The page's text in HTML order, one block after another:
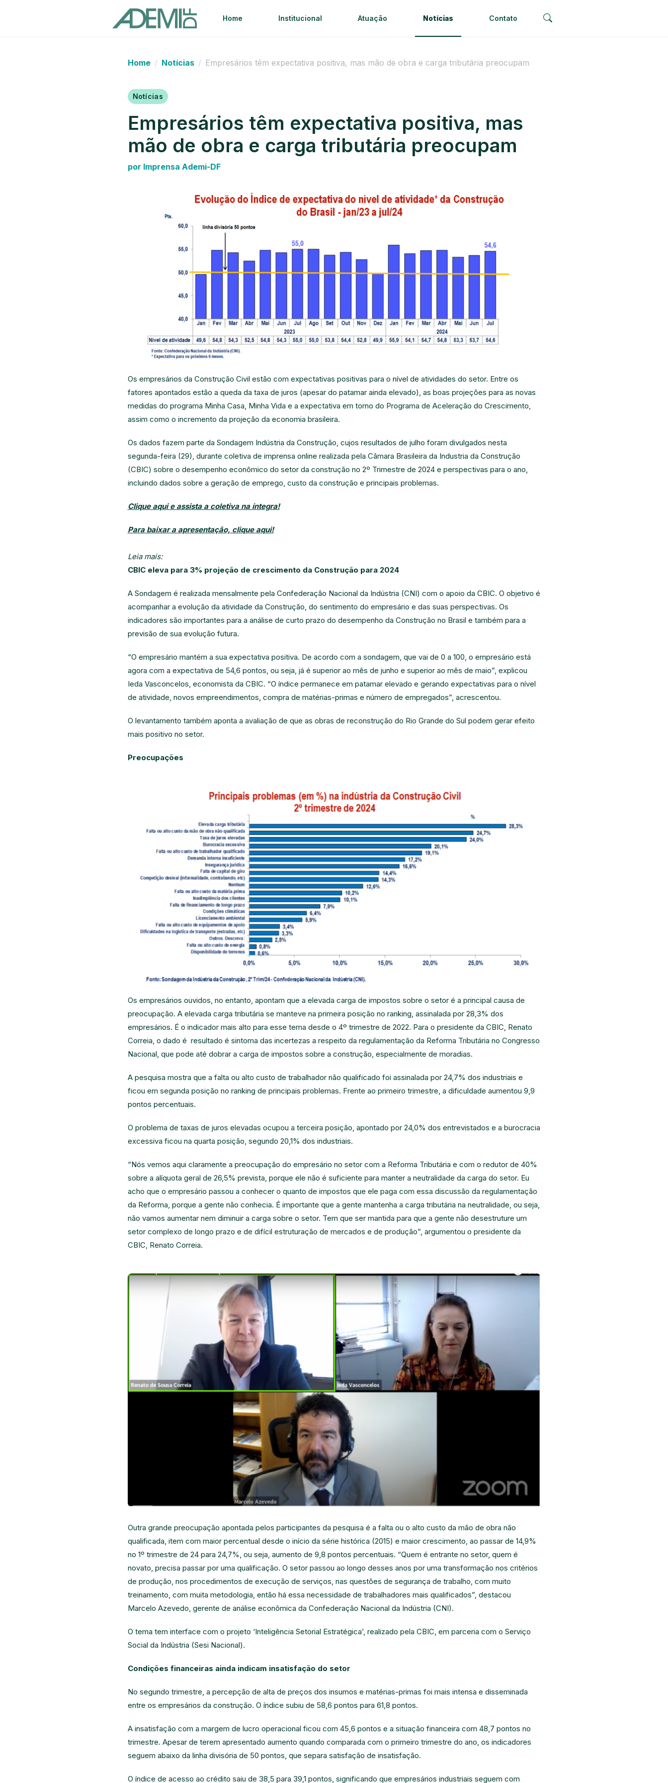
Home Institucional Atuação Notícias Contato
Home Notícias Empresários têm expectativa positiva, mas mão de obra e carga tributária preocupam
Notícias
Empresários têm expectativa positiva, mas
mão de obra e carga tributária preocupam
por Imprensa Ademi-DF
Os empresários da Construção Civil estão com expectativas positivas para o nível de atividades do setor. Entre os
fatores apontados estão a queda da taxa de juros (apesar do patamar ainda elevado), as boas projeções para as novas
medidas do programa Minha Casa, Minha Vida e a expectativa em torno do Programa de Aceleração do Crescimento,
assim como o incremento da projeção da economia brasileira.
Os dados fazem parte da Sondagem Indústria da Construção, cujos resultados de julho foram divulgados nesta
segunda-feira (29), durante coletiva de imprensa online realizada pela Câmara Brasileira da Industria da Construção
(CBIC) sobre o desempenho econômico do setor da construção no 2º Trimestre de 2024 e perspectivas para o ano,
incluindo dados sobre a geração de emprego, custo da construção e principais problemas.
Clique aqui e assista a coletiva na íntegra!
Para baixar a apresentação, clique aqui!
Leia mais:
CBIC eleva para 3% projeção de crescimento da Construção para 2024
A Sondagem é realizada mensalmente pela Confederação Nacional da Indústria (CNI) com o apoio da CBIC. O objetivo é
acompanhar a evolução da atividade da Construção, do sentimento do empresário e das suas perspectivas. Os
indicadores são importantes para a análise de curto prazo do desempenho da Construção no Brasil e também para a
previsão de sua evolução futura.
“O empresário mantém a sua expectativa positiva. De acordo com a sondagem, que vai de 0 a 100, o empresário está
agora com a expectativa de 54,6 pontos, ou seja, já é superior ao mês de junho e superior ao mês de maio”, explicou
Ieda Vasconcelos, economista da CBIC. “O índice permanece em patamar elevado e gerando expectativas para o nível
de atividade, novos empreendimentos, compra de matérias-primas e número de empregados”, acrescentou.
O levantamento também aponta a avaliação de que as obras de reconstrução do Rio Grande do Sul podem gerar efeito
mais positivo no setor.
Preocupações
Os empresários ouvidos, no entanto, apontam que a elevada carga de impostos sobre o setor é a principal causa de
preocupação. A elevada carga tributária se manteve na primeira posição no ranking, assinalada por 28,3% dos
empresários. É o indicador mais alto para esse tema desde o 4º trimestre de 2022. Para o presidente da CBIC, Renato
Correia, o dado é resultado é sintoma das incertezas a respeito da regulamentação da Reforma Tributária no Congresso
Nacional, que pode até dobrar a carga de impostos sobre a construção, especialmente de moradias.
A pesquisa mostra que a falta ou alto custo de trabalhador não qualificado foi assinalada por 24,7% dos industriais e
ficou em segunda posição no ranking de principais problemas. Frente ao primeiro trimestre, a dificuldade aumentou 9,9
pontos percentuais.
O problema de taxas de juros elevadas ocupou a terceira posição, apontado por 24,0% dos entrevistados e a burocracia
excessiva ficou na quarta posição, segundo 20,1% dos industriais.
“Nós vemos aqui claramente a preocupação do empresário no setor com a Reforma Tributária e com o redutor de 40%
sobre a alíquota geral de 26,5% prevista, porque ele não é suficiente para manter a neutralidade da carga do setor. Eu
acho que o empresário passou a conhecer o quanto de impostos que ele paga com essa discussão da regulamentação
da Reforma, porque a gente não conhecia. É importante que a gente mantenha a carga tributária na neutralidade, ou seja,
não vamos aumentar nem diminuir a carga sobre o setor. Tem que ser mantida para que a gente não desestruture um
setor complexo de longo prazo e de difícil estruturação de mercados e de produção”, argumentou o presidente da
CBIC, Renato Correia.
Outra grande preocupação apontada pelos participantes da pesquisa é a falta ou o alto custo da mão de obra não
qualificada, item com maior percentual desde o início da série histórica (2015) e maior crescimento, ao passar de 14,9%
no 1º trimestre de 24 para 24,7%, ou seja, aumento de 9,8 pontos percentuais. “Quem é entrante no setor, quem é
novato, precisa passar por uma qualificação. O setor passou ao longo desses anos por uma transformação nos critérios
de produção, nos procedimentos de execução de serviços, nas questões de segurança de trabalho, com muito
treinamento, com muita metodologia, então há essa necessidade de trabalhadores mais qualificados”, destacou
Marcelo Azevedo, gerente de análise econômica da Confederação Nacional da Indústria (CNI).
O tema tem interface com o projeto ‘Inteligência Setorial Estratégica’, realizado pela CBIC, em parceria com o Serviço
Social da Indústria (Sesi Nacional).
Condições financeiras ainda indicam insatisfação do setor
No segundo trimestre, a percepção de alta de preços dos insumos e matérias-primas foi mais intensa e disseminada
entre os empresários da construção. O índice subiu de 58,6 pontos para 61,8 pontos.
A insatisfação com a margem de lucro operacional ficou com 45,6 pontos e a situação financeira com 48,7 pontos no
trimestre. Apesar de terem apresentado aumento quando comparada com o primeiro trimestre do ano, os indicadores
seguem abaixo da linha divisória de 50 pontos, que separa satisfação de insatisfação.
O índice de acesso ao crédito saiu de 38,5 para 39,1 pontos, significando que empresários industriais seguem com